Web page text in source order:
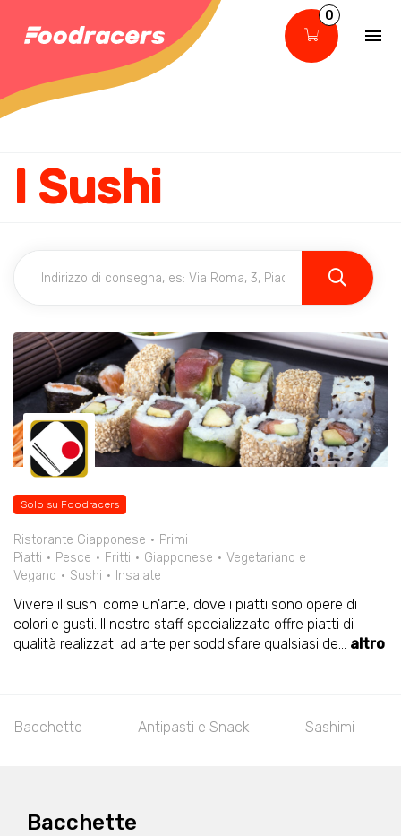
0
I Sushi
Solo su Foodracers
Ristorante Giapponese
Primi
Piatti
Pesce Fritti Giapponese
Vegetariano e
Vegano
Sushi Insalate
Vivere il sushi come un'arte, dove i piatti sono opere di
colori e gusti. Il nostro staff specializzato offre piatti di
qualità realizzati ad arte per soddisfare qualsiasi de... altro
Bacchette Antipasti e Snack Sashimi
Bacchette